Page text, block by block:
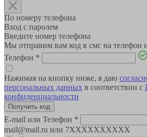
По номеру телефона
Вход с паролем
Введите номер телефона
Мы отправим вам код в смс на телефон
Телефон *
Нажимая на кнопку ниже, я даю
персональных данных в соответствии с
конфиденциальности
E-mail или Телефон *
mail@mail.ru или 7XXXXXXXXXX